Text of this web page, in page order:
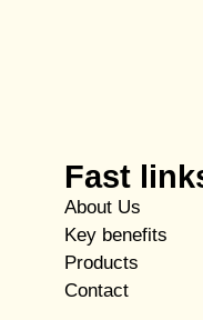
Fast
About Us
Key benefits
Products
Contact